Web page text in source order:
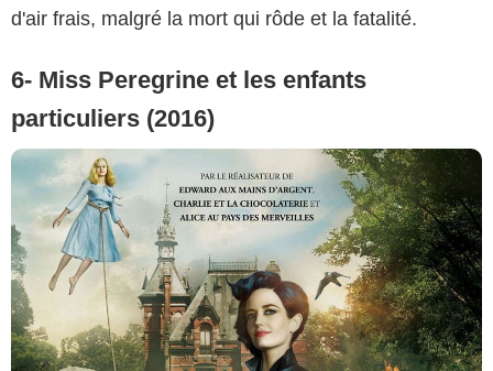
d'air frais, malgré la mort qui rôde et la fatalité.
6- Miss Peregrine et les enfants
particuliers (2016)